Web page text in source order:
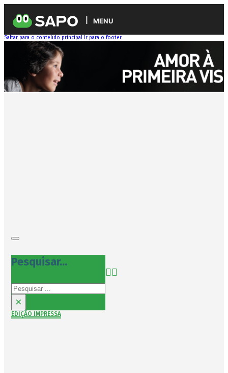
MENU
Saltar para o conteúdo principal Ir para o footer
Pesquisar...
Pesquisar
×
EDIÇÃO IMPRESSA